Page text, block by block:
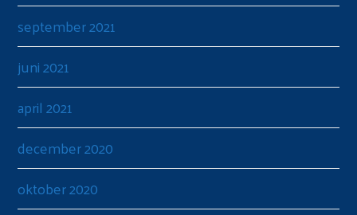
september 2021
juni 2021
april 2021
december 2020
oktober 2020